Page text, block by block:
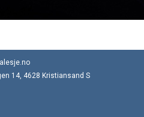
14, 4628 Kristiansand S